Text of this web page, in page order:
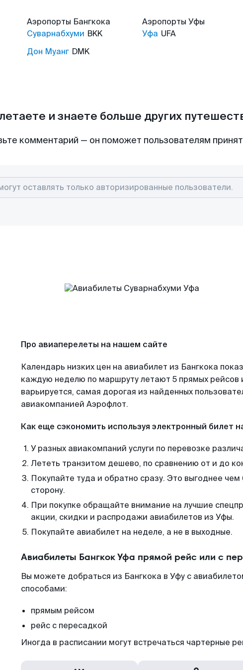
Аэропорты Бангкока
Суварнабхуми BKK
Дон Муанг DMK
Аэропорты Уфы
Уфа UFA
и знаете больше других
комментарий — он поможет пользователям
Про авиаперелеты на нашем сайте
Календарь низких цен на авиабилет из Бангкока
каждую неделю по маршруту летают 5 прямых рейсов
варьируется, самая дорогая из найденных
авиакомпанией Аэрофлот.
Как еще сэкономить используя электронный билет
У разных авиакомпаний услуги по перевозке
Лететь транзитом дешево, по сравнению от и до
Покупайте туда и обратно сразу. Это выгоднее
сторону.
При покупке обращайте внимание на лучшие
акции, скидки и распродажи авиабилетов из Уфы.
Покупайте авиабилет на неделе, а не в выходные.
Авиабилеты Бангкок Уфа прямой рейс или с
Вы можете добраться из Бангкока в Уфу с
способами:
прямым рейсом
рейс с пересадкой
Иногда в расписании могут встречаться чартерные